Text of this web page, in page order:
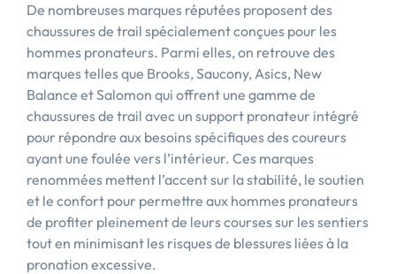
De nombreuses marques réputées proposent des
chaussures de trail spécialement conçues pour les
hommes pronateurs. Parmi elles, on retrouve des
marques telles que Brooks, Saucony, Asics, New
Balance et Salomon qui offrent une gamme de
chaussures de trail avec un support pronateur intégré
pour répondre aux besoins spécifiques des coureurs
ayant une foulée vers l’intérieur. Ces marques
renommées mettent l’accent sur la stabilité, le soutien
et le confort pour permettre aux hommes pronateurs
de profiter pleinement de leurs courses sur les sentiers
tout en minimisant les risques de blessures liées à la
pronation excessive.